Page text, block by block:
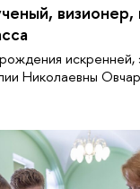
искренней,
Николаевны